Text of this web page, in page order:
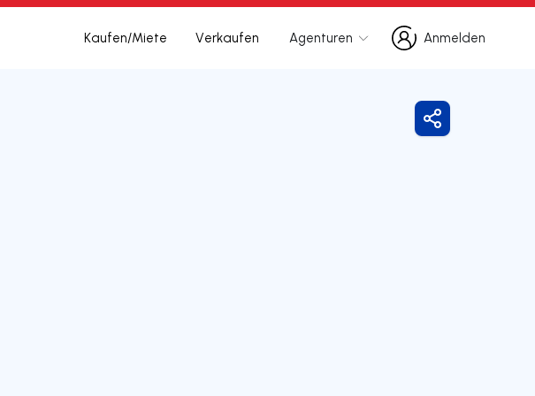
Kaufen/Miete Verkaufen Agenturen
Anmelden
Anmelden
Freigeben